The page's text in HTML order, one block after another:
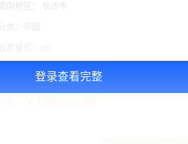
登录查看完整
面向地区： 长沙市
广告投放注意事项：以上价格按月合作